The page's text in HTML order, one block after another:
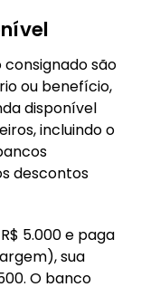
são
ou benefício,
disponível
incluindo o
descontos
5.000 e paga
sua
O banco